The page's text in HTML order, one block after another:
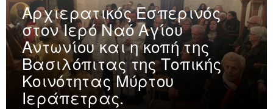
Αρχιερατικός Εσπερινός
στον Ιερό Ναό Αγίου
Αντωνίου και η κοπή της
Βασιλόπιτας της Τοπικής
Κοινότητας Μύρτου
Ιεράπετρας.